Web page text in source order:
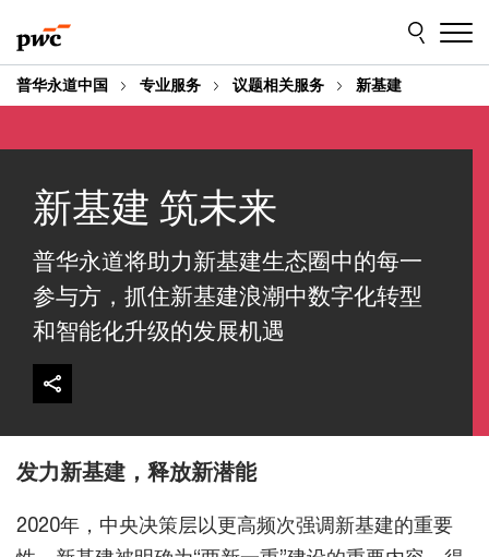
to
content
to
footer
普华永道中国 专业服务 议题相关服务 新基建
新基建 筑未来
普华永道将助力新基建生态圈中的每一
参与方，抓住新基建浪潮中数字化转型
和智能化升级的发展机遇
发力新基建，释放新潜能
2020年，中央决策层以更高频次强调新基建的重要